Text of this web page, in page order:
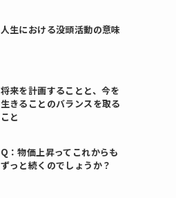
人生における没頭活動の意味
将来を計画することと、今を
生きることのバランスを取る
こと
Q：物価上昇ってこれからも
ずっと続くのでしょうか？